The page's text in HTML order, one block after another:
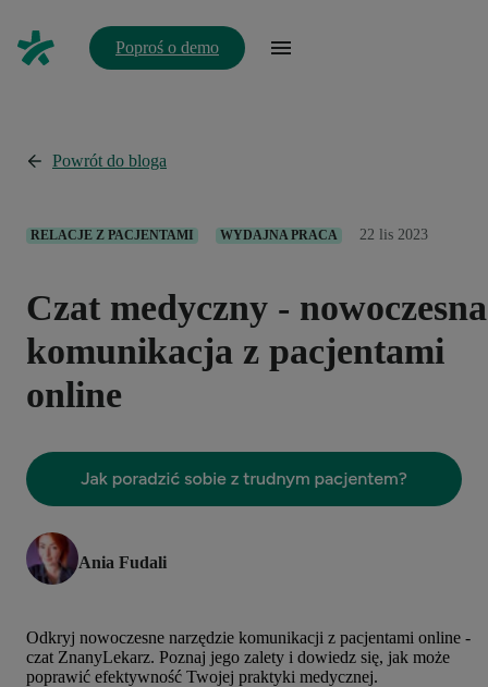
Poproś o demo
Powrót do bloga
RELACJE Z PACJENTAMI WYDAJNA PRACA 22 lis 2023
Czat medyczny - nowoczesna
komunikacja z pacjentami
online
Ania Fudali
Odkryj nowoczesne narzędzie komunikacji z pacjentami online -
czat ZnanyLekarz. Poznaj jego zalety i dowiedz się, jak może
poprawić efektywność Twojej praktyki medycznej.